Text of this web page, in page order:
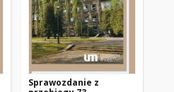
Sprawozdanie z